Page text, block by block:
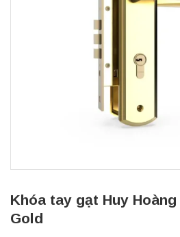
Khóa tay gạt Huy Hoàng
Gold